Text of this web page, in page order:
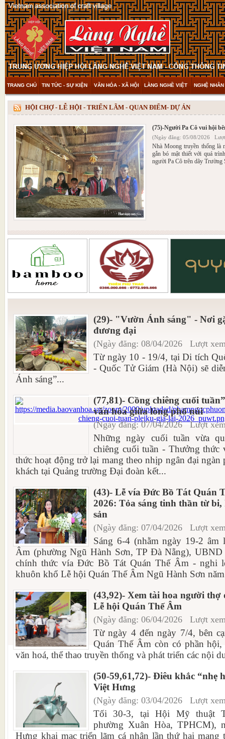
TRANG CHỦ TIN TỨC - SỰ KIỆN VĂN HÓA - XÃ HỘI LÀNG NGHỀ VIỆT NGHỆ
THAM KHẢO & KHÁM PHÁ VIDEO
HỘI CHỢ - LỄ HỘI - TRIỂN LÃM - QUAN ĐIỂM- DỰ ÁN
(75)-Người Pa Cô vui hội
(Ngày đăng: 05/08/2026
Nhà Moong truyền thống là
gắn bó mật thiết với quá
người Pa Cô trên dãy Trường
(29)- "Vườn Ánh sáng" - Nơi
đương đại
(Ngày đăng: 08/04/2026 Lượt
Từ ngày 10 - 19/4, tại Di tích
- Quốc Tử Giám (Hà Nội) sẽ
Ánh sáng”...
(77,81)- Cồng chiêng cuối
văn hóa giữa lòng phố núi
(Ngày đăng: 07/04/2026 Lượt
Những ngày cuối tuần vừa
chiêng cuối tuần - Thưởng thức
thức hoạt động trở lại mang theo nhịp ngân đại
khách tại Quảng trường Đại đoàn kết...
(43)- Lễ vía Đức Bồ Tát Quán
2026: Tỏa sáng tinh thần từ
sản
(Ngày đăng: 07/04/2026 Lượt
Sáng 6-4 (nhằm ngày 19-2 âm
Âm (phường Ngũ Hành Sơn, TP Đà Nẵng),
chính thức vía Đức Bồ Tát Quán Thế Âm - nghi
khuôn khổ Lễ hội Quán Thế Âm Ngũ Hành Sơn
(43,92)- Xem tài hoa người thợ
Lễ hội Quán Thế Âm
(Ngày đăng: 06/04/2026 Lượt
Từ ngày 4 đến ngày 7/4, bên
Quán Thế Âm còn có phần hội,
văn hoá, thể thao truyền thống và phát triển các nội
(50-59,61,72)- Điêu khắc “nhẹ
Việt Hưng
(Ngày đăng: 03/04/2026 Lượt
Tối 30-3, tại Hội Mỹ thuật
phường Xuân Hòa, TPHCM),
Hưng khai mạc triển lãm cá nhân lần thứ hai mang